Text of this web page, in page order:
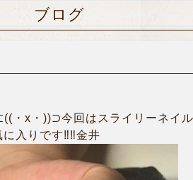
ブログ
・x・))⊃今回はスライリーネイ
入りです‼︎‼︎金井